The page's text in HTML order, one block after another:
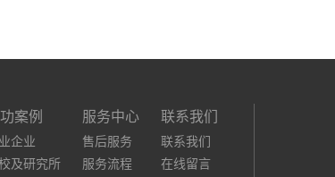
案例
企业
及研究所
服务中心
售后服务
服务流程
联系我们
联系我们
在线留言